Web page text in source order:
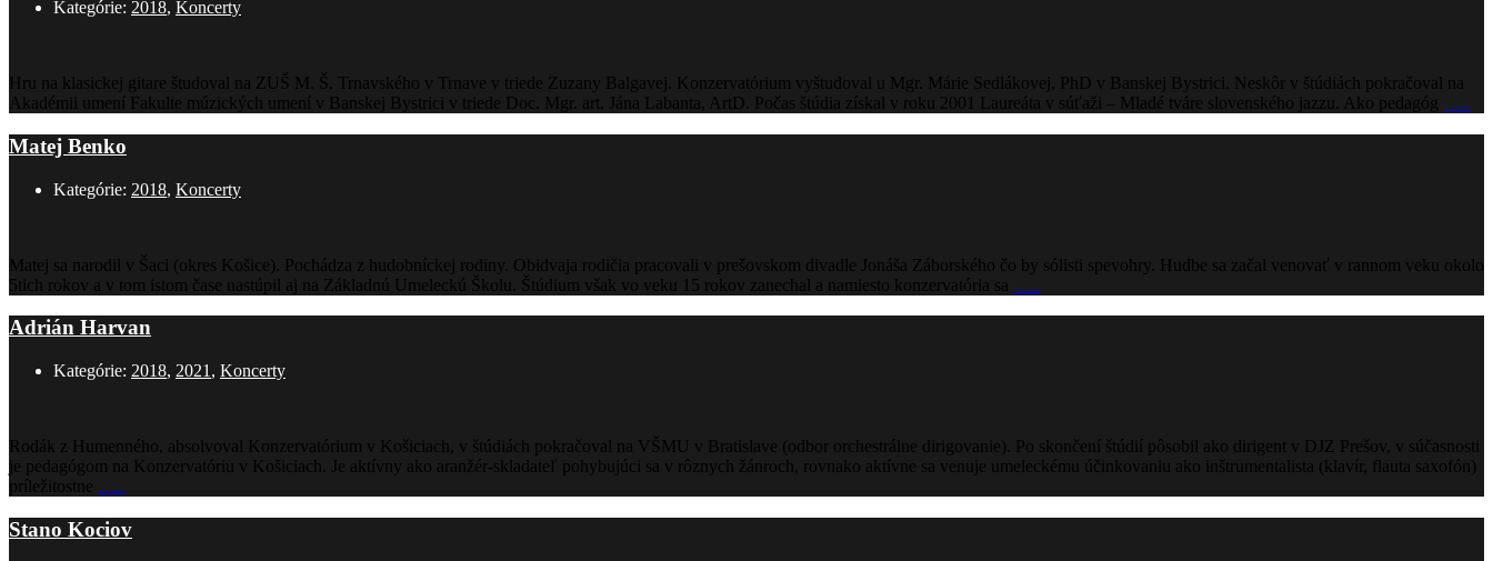
Kategórie: 2018, Koncerty
Hru na klasickej gitare študoval na ZUŠ M. Š. Trnavského v Trnave v triede Zuzany Balgavej. Konzervatórium vyštudoval u Mgr. Márie Sedlákovej, PhD v Banskej Bystrici. Neskôr v štúdiách pokračoval na
Akadémii umení Fakulte múzických umení v Banskej Bystrici v triede Doc. Mgr. art. Jána Labanta, ArtD. Počas štúdia získal v roku 2001 Laureáta v súťaži – Mladé tváre slovenského jazzu. Ako pedagóg …..
Matej Benko
Kategórie: 2018, Koncerty
Matej sa narodil v Šaci (okres Košice). Pochádza z hudobníckej rodiny. Obidvaja rodičia pracovali v prešovskom divadle Jonáša Záborského čo by sólisti spevohry. Hudbe sa začal venovať v rannom veku okolo
5tich rokov a v tom istom čase nastúpil aj na Základnú Umeleckú Školu. Štúdium však vo veku 15 rokov zanechal a namiesto konzervatória sa …..
Adrián Harvan
Kategórie: 2018, 2021 , Koncerty
Rodák z Humenného, absolvoval Konzervatórium v Košiciach, v štúdiách pokračoval na VŠMU v Bratislave (odbor orchestrálne dirigovanie). Po skončení štúdií pôsobil ako dirigent v DJZ Prešov, v súčasnosti
je pedagógom na Konzervatóriu v Košiciach. Je aktívny ako aranžér-skladateľ pohybujúci sa v rôznych žánroch, rovnako aktívne sa venuje umeleckému účinkovaniu ako inštrumentalista (klavír, flauta saxofón)
príležitostne …..
Stano Kociov